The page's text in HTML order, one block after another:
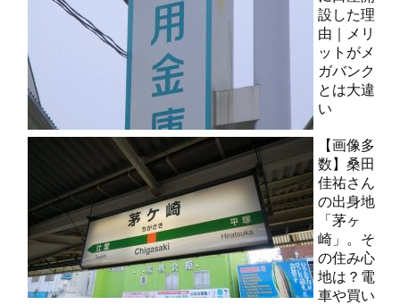
設した理
由｜メリ
ットがメ
ガバンク
とは大違
い
【画像多
数】桑田
佳祐さん
の出身地
「茅ヶ
崎」。そ
の住み心
地は？電
車や買い